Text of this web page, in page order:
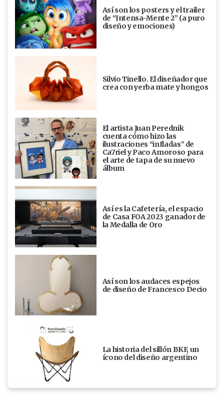
Así son los posters y el trailer
de “Intensa-Mente 2” (a puro
diseño y emociones)
Silvio Tinello. El diseñador que
crea con yerba mate y hongos
El artista Juan Perednik
cuenta cómo hizo las
ilustraciones “infladas” de
Ca7riel y Paco Amoroso para
el arte de tapa de su nuevo
álbum
Así es la Cafetería, el espacio
de Casa FOA 2023 ganador de
la Medalla de Oro
Así son los audaces espejos
de diseño de Francesco Decio
La historia del sillón BKF, un
ícono del diseño argentino